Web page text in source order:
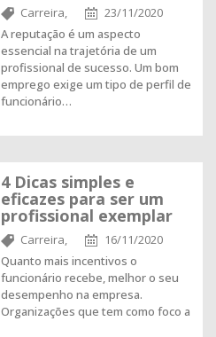
Carreira,
23/11/2020
A reputação é um aspecto
essencial na trajetória de um
profissional de sucesso. Um bom
emprego exige um tipo de perfil de
funcionário…
4 Dicas simples e
eficazes para ser um
profissional exemplar
Carreira,
16/11/2020
Quanto mais incentivos o
funcionário recebe, melhor o seu
desempenho na empresa.
Organizações que tem como foco a